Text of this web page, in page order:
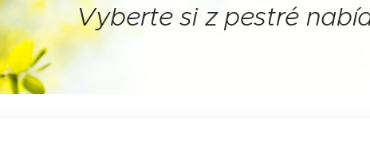
Vyberte si z pestré